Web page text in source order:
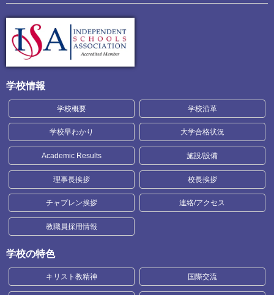
学校情報
学校概要 学校沿革
学校早わかり 大学合格状況
Academic Results 施設/設備
理事長挨拶 校長挨拶
チャプレン挨拶 連絡/アクセス
教職員採用情報
学校の特色
キリスト教精神 国際交流